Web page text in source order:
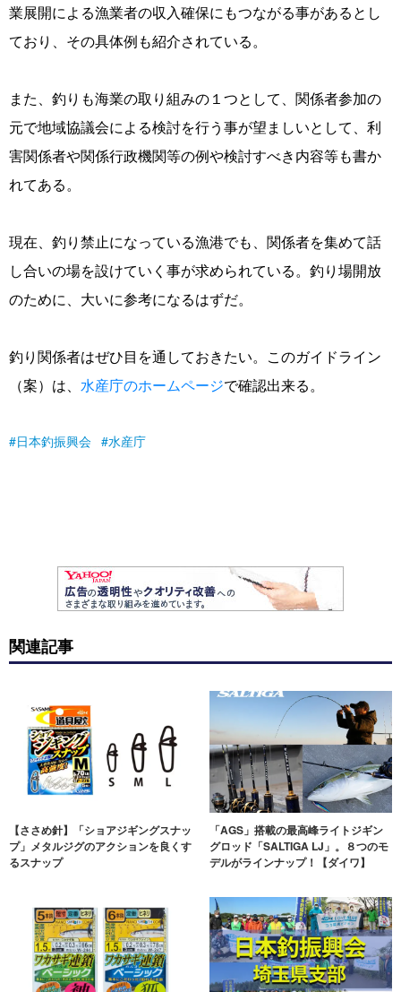
業展開による漁業者の収入確保にもつながる事があるとし
ており、その具体例も紹介されている。
また、釣りも海業の取り組みの１つとして、関係者参加の
元で地域協議会による検討を行う事が望ましいとして、利
害関係者や関係行政機関等の例や検討すべき内容等も書か
れてある。
現在、釣り禁止になっている漁港でも、関係者を集めて話
し合いの場を設けていく事が求められている。釣り場開放
のために、大いに参考になるはずだ。
釣り関係者はぜひ目を通しておきたい。このガイドライン
（案）は、 水産庁のホームページで確認出来る。
日本釣振興会 水産庁
関連記事
【ささめ針】「ショアジギングスナッ
プ」メタルジグのアクションを良くす
るスナップ
「AGS」搭載の最高峰ライトジギン
グロッド「SALTIGA LJ」。８つのモ
デルがラインナップ！【ダイワ】